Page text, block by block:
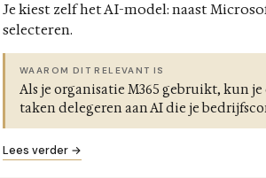
Je kiest zelf het AI-model: naast
selecteren.
WAAROM DIT RELEVANT IS
Als je organisatie M365 gebruikt, kun
taken delegeren aan AI die je
Lees verder →